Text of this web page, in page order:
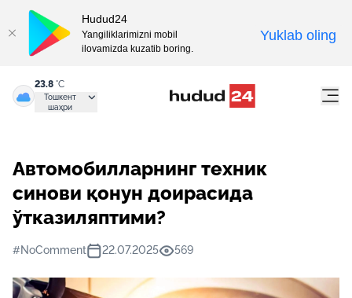
23.8 °C
Тошкент
шаҳри
Автомобилларнинг техник
синови қонун доирасида
ўтказиляптими?
#NoComment 22.07.2025 569
Hudud24
Yangiliklarimizni mobil
ilovamizda kuzatib boring.
Yuklab oling